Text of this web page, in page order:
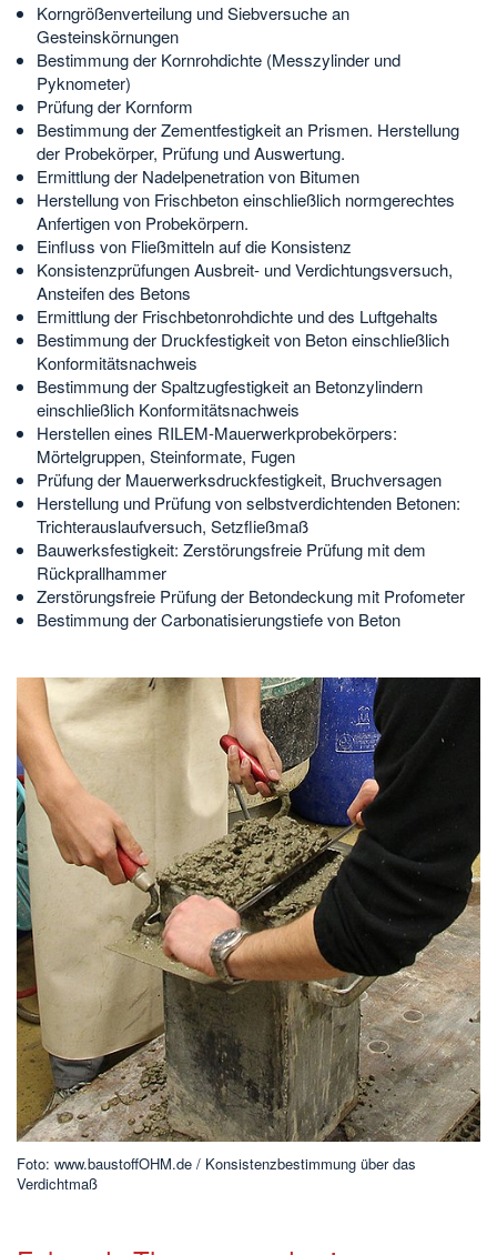
Korngrößenverteilung und Siebversuche an
Gesteinskörnungen
Bestimmung der Kornrohdichte (Messzylinder und
Pyknometer)
Prüfung der Kornform
Bestimmung der Zementfestigkeit an Prismen. Herstellung
der Probekörper, Prüfung und Auswertung.
Ermittlung der Nadelpenetration von Bitumen
Herstellung von Frischbeton einschließlich normgerechtes
Anfertigen von Probekörpern.
Einfluss von Fließmitteln auf die Konsistenz
Konsistenzprüfungen Ausbreit- und Verdichtungsversuch,
Ansteifen des Betons
Ermittlung der Frischbetonrohdichte und des Luftgehalts
Bestimmung der Druckfestigkeit von Beton einschließlich
Konformitätsnachweis
Bestimmung der Spaltzugfestigkeit an Betonzylindern
einschließlich Konformitätsnachweis
Herstellen eines RILEM-Mauerwerkprobekörpers:
Mörtelgruppen, Steinformate, Fugen
Prüfung der Mauerwerksdruckfestigkeit, Bruchversagen
Herstellung und Prüfung von selbstverdichtenden Betonen:
Trichterauslaufversuch, Setzfließmaß
Bauwerksfestigkeit: Zerstörungsfreie Prüfung mit dem
Rückprallhammer
Zerstörungsfreie Prüfung der Betondeckung mit Profometer
Bestimmung der Carbonatisierungstiefe von Beton
Foto: www.baustoffOHM.de / Konsistenzbestimmung über das
Verdichtmaß